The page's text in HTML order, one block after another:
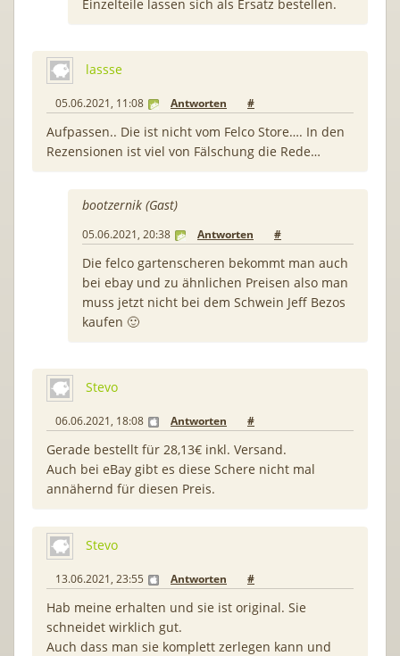
Einzelteile lassen sich als Ersatz bestellen.
lassse
05.06.2021, 11:08 Antworten #
Aufpassen.. Die ist nicht vom Felco Store…. In den
Rezensionen ist viel von Fälschung die Rede…
bootzernik (Gast)
05.06.2021, 20:38 Antworten #
Die felco gartenscheren bekommt man auch
bei ebay und zu ähnlichen Preisen also man
muss jetzt nicht bei dem Schwein Jeff Bezos
kaufen 🙂
Stevo
06.06.2021, 18:08 Antworten #
Gerade bestellt für 28,13€ inkl. Versand.
Auch bei eBay gibt es diese Schere nicht mal
annähernd für diesen Preis.
Stevo
13.06.2021, 23:55 Antworten #
Hab meine erhalten und sie ist original. Sie
schneidet wirklich gut.
Auch dass man sie komplett zerlegen kann und